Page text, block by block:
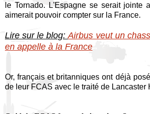
le Tornado. L'Espagne se serait jointe
aimerait pouvoir compter sur la France.
Lire sur le blog:Airbus veut un
en appelle à la France
Or, français et britanniques ont déjà
de leur FCAS avec le traité de Lancaster